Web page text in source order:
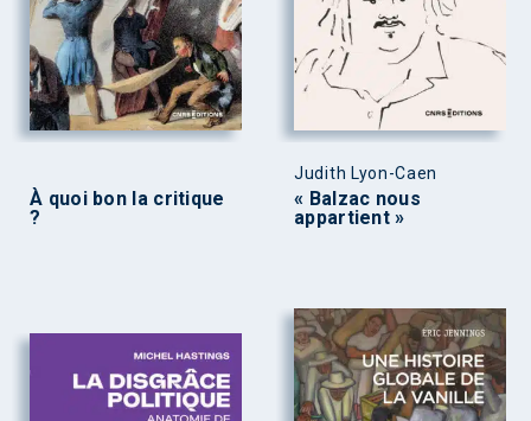
À quoi bon la critique
?
Judith Lyon-Caen
« Balzac nous
appartient »